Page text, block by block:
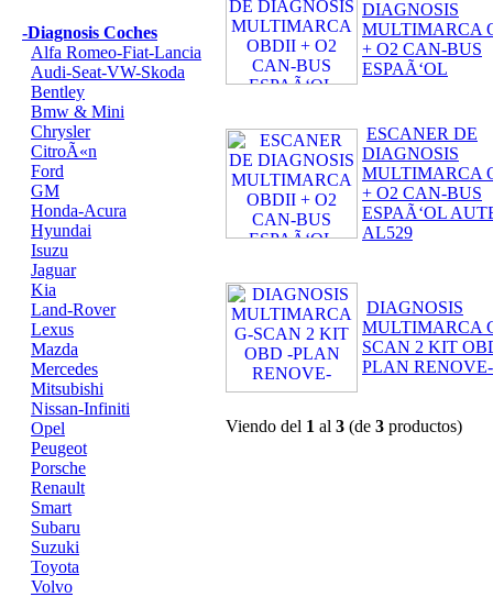
-Diagnosis Coches
Alfa Romeo-Fiat-Lancia
Audi-Seat-VW-Skoda
Bentley
Bmw & Mini
Chrysler
CitroÃ«n
Ford
GM
Honda-Acura
Hyundai
Isuzu
Jaguar
Kia
Land-Rover
Lexus
Mazda
Mercedes
Mitsubishi
Nissan-Infiniti
Opel
Peugeot
Porsche
Renault
Smart
Subaru
Suzuki
Toyota
Volvo
DIAGNOSIS
MULTIMARCA
+ O2 CAN-BUS
ESPAÃ‘OL
ESCANER DE
DIAGNOSIS
MULTIMARCA
+ O2 CAN-BUS
ESPAÃ‘OL
AL529
DIAGNOSIS
MULTIMARCA
SCAN 2 KIT
PLAN RENOVE-
Viendo del 1 al 3 (de 3 productos)